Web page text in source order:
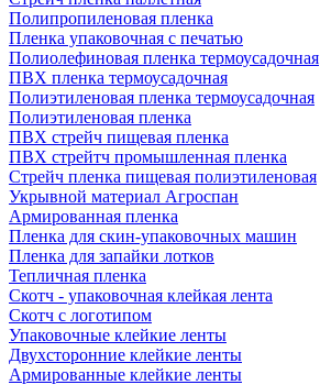
Полипропиленовая пленка
Пленка упаковочная с печатью
Полиолефиновая пленка термоусадочная
ПВХ пленка термоусадочная
Полиэтиленовая пленка термоусадочная
Полиэтиленовая пленка
ПВХ стрейч пищевая пленка
ПВХ стрейтч промышленная пленка
Стрейч пленка пищевая полиэтиленовая
Укрывной материал Агроспан
Армированная пленка
Пленка для скин-упаковочных машин
Пленка для запайки лотков
Тепличная пленка
Скотч - упаковочная клейкая лента
Скотч с логотипом
Упаковочные клейкие ленты
Двухсторонние клейкие ленты
Армированные клейкие ленты